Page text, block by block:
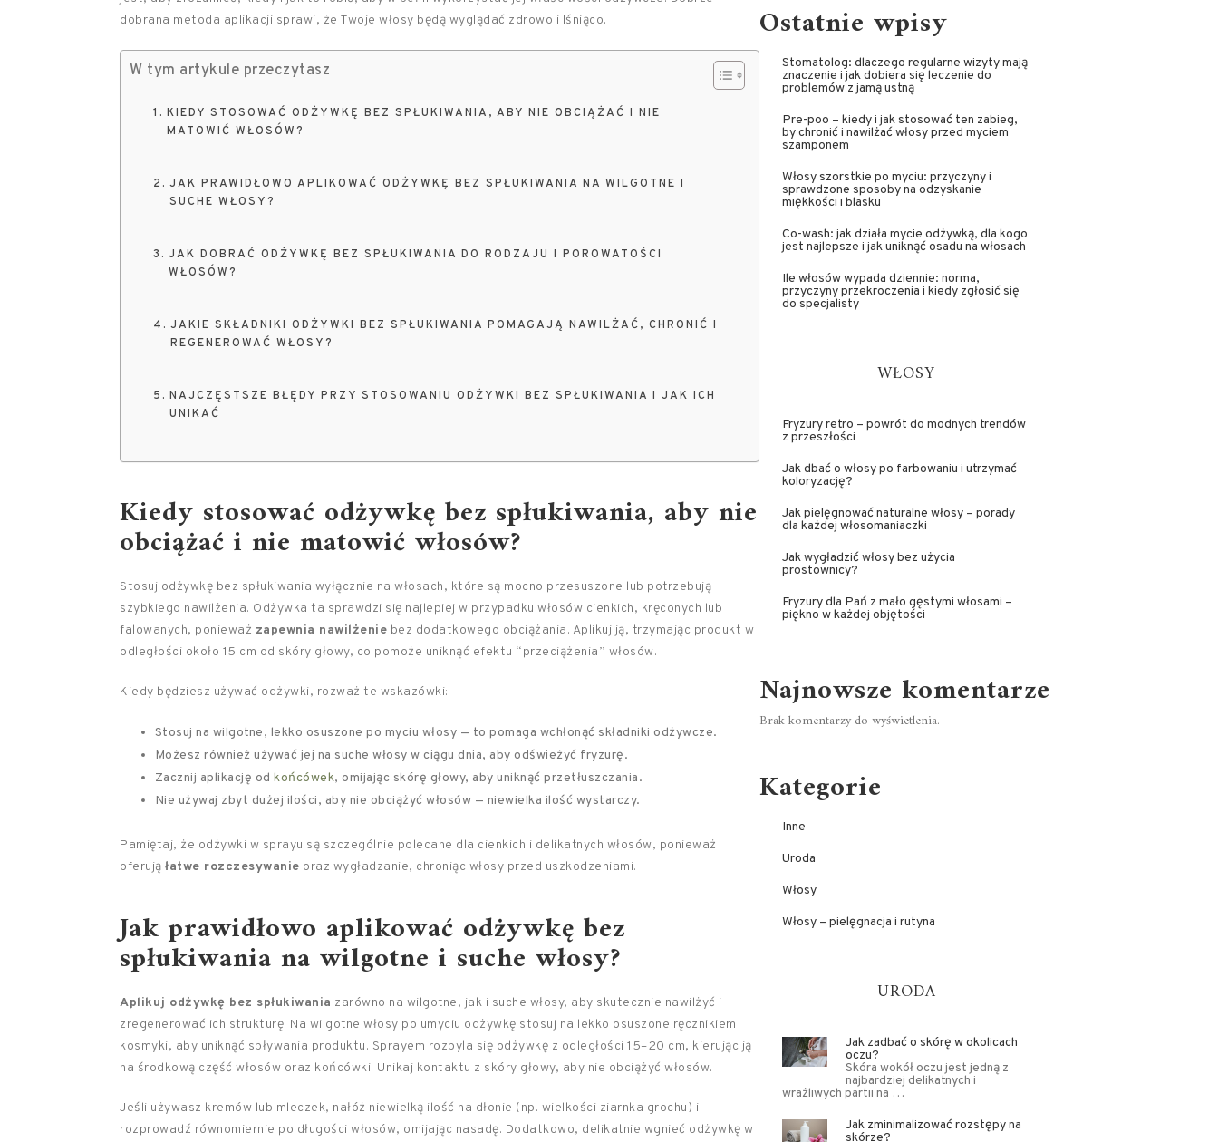
dobrana metoda aplikacji sprawi, że Twoje włosy będą wyglądać zdrowo i lśniąco.
W tym artykule przeczytasz
KIEDY STOSOWAĆ ODŻYWKĘ BEZ SPŁUKIWANIA, ABY NIE OBCIĄŻAĆ I NIE
MATOWIĆ WŁOSÓW?
JAK PRAWIDŁOWO APLIKOWAĆ ODŻYWKĘ BEZ SPŁUKIWANIA NA WILGOTNE I
SUCHE WŁOSY?
JAK DOBRAĆ ODŻYWKĘ BEZ SPŁUKIWANIA DO RODZAJU I POROWATOŚCI
WŁOSÓW?
JAKIE SKŁADNIKI ODŻYWKI BEZ SPŁUKIWANIA POMAGAJĄ NAWILŻAĆ, CHRONIĆ I
REGENEROWAĆ WŁOSY?
NAJCZĘSTSZE BŁĘDY PRZY STOSOWANIU ODŻYWKI BEZ SPŁUKIWANIA I JAK ICH
UNIKAĆ
Kiedy stosować odżywkę bez spłukiwania, aby nie
obciążać i nie matowić włosów?
Stosuj odżywkę bez spłukiwania wyłącznie na włosach, które są mocno przesuszone lub potrzebują
szybkiego nawilżenia. Odżywka ta sprawdzi się najlepiej w przypadku włosów cienkich, kręconych lub
falowanych, ponieważ zapewnia nawilżenie bez dodatkowego obciążania. Aplikuj ją, trzymając produkt w
odległości około 15 cm od skóry głowy, co pomoże uniknąć efektu “przeciążenia” włosów.
Kiedy będziesz używać odżywki, rozważ te wskazówki:
Stosuj na wilgotne, lekko osuszone po myciu włosy — to pomaga wchłonąć składniki odżywcze.
Możesz również używać jej na suche włosy w ciągu dnia, aby odświeżyć fryzurę.
Zacznij aplikację odkońcówek, omijając skórę głowy, aby uniknąć przetłuszczania.
Nie używaj zbyt dużej ilości, aby nie obciążyć włosów — niewielka ilość wystarczy.
Pamiętaj, że odżywki w sprayu są szczególnie polecane dla cienkich i delikatnych włosów, ponieważ
oferują łatwe rozczesywanie oraz wygładzanie, chroniąc włosy przed uszkodzeniami.
Jak prawidłowo aplikować odżywkę bez
spłukiwania na wilgotne i suche włosy?
Aplikuj odżywkę bez spłukiwania zarówno na wilgotne, jak i suche włosy, aby skutecznie nawilżyć i
zregenerować ich strukturę. Na wilgotne włosy po umyciu odżywkę stosuj na lekko osuszone ręcznikiem
kosmyki, aby uniknąć spływania produktu. Sprayem rozpyla się odżywkę z odległości 15–20 cm, kierując ją
na środkową część włosów oraz końcówki. Unikaj kontaktu z skóry głowy, aby nie obciążyć włosów.
Jeśli używasz kremów lub mleczek, nałóż niewielką ilość na dłonie (np. wielkości ziarnka grochu) i
rozprowadź równomiernie po długości włosów, omijając nasadę. Dodatkowo, delikatnie wgnieć odżywkę w
Ostatnie wpisy
Stomatolog: dlaczego regularne wizyty mają
znaczenie i jak dobiera się leczenie do
problemów z jamą ustną
Pre-poo – kiedy i jak stosować ten zabieg,
by chronić i nawilżać włosy przed myciem
szamponem
Włosy szorstkie po myciu: przyczyny i
sprawdzone sposoby na odzyskanie
miękkości i blasku
Co-wash: jak działa mycie odżywką, dla kogo
jest najlepsze i jak uniknąć osadu na włosach
Ile włosów wypada dziennie: norma,
przyczyny przekroczenia i kiedy zgłosić się
do specjalisty
WŁOSY
Fryzury retro – powrót do modnych trendów
z przeszłości
Jak dbać o włosy po farbowaniu i utrzymać
koloryzację?
Jak pielęgnować naturalne włosy – porady
dla każdej włosomaniaczki
Jak wygładzić włosy bez użycia
prostownicy?
Fryzury dla Pań z mało gęstymi włosami –
piękno w każdej objętości
Najnowsze komentarze
Brak komentarzy do wyświetlenia.
Kategorie
Inne
Uroda
Włosy
Włosy – pielęgnacja i rutyna
URODA
Jak zadbać o skórę w okolicach
oczu?
Skóra wokół oczu jest jedną z
najbardziej delikatnych i
wrażliwych partii na …
Jak zminimalizować rozstępy na
skórze?